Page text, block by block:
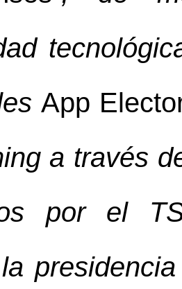
App
a través
por el